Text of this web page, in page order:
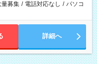
量募集 / 電話対応なし / パソコ
詳細へ